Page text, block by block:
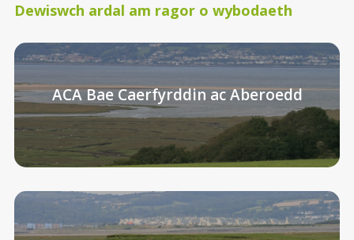
Dewiswch ardal am ragor o wybodaeth
ACA Bae Caerfyrddin ac Aberoedd